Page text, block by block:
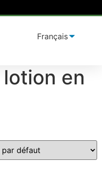
"bouteille de lotion
en